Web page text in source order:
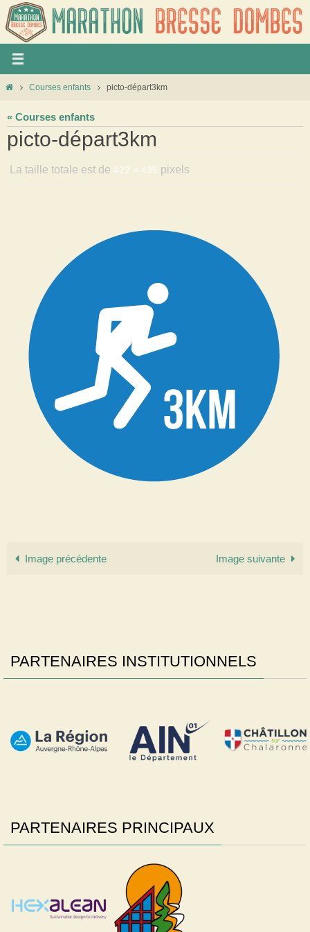
Courses enfants picto-départ3km
« Courses enfants
picto-départ3km
La taille totale est de 422 × 435 pixels
Image précédente Image suivante
PARTENAIRES INSTITUTIONNELS
PARTENAIRES PRINCIPAUX
Panneau de gestion des cookies